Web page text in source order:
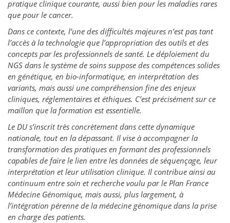
pratique clinique courante, aussi bien pour les maladies rares
que pour le cancer.
Dans ce contexte, l’une des difficultés majeures n’est pas tant
l’accès à la technologie que l’appropriation des outils et des
concepts par les professionnels de santé. Le déploiement du
NGS dans le système de soins suppose des compétences solides
en génétique, en bio-informatique, en interprétation des
variants, mais aussi une compréhension fine des enjeux
cliniques, réglementaires et éthiques. C’est précisément sur ce
maillon que la formation est essentielle.
Le DU s’inscrit très concrètement dans cette dynamique
nationale, tout en la dépassant. Il vise à accompagner la
transformation des pratiques en formant des professionnels
capables de faire le lien entre les données de séquençage, leur
interprétation et leur utilisation clinique. Il contribue ainsi au
continuum entre soin et recherche voulu par le Plan France
Médecine Génomique, mais aussi, plus largement, à
l’intégration pérenne de la médecine génomique dans la prise
en charge des patients.